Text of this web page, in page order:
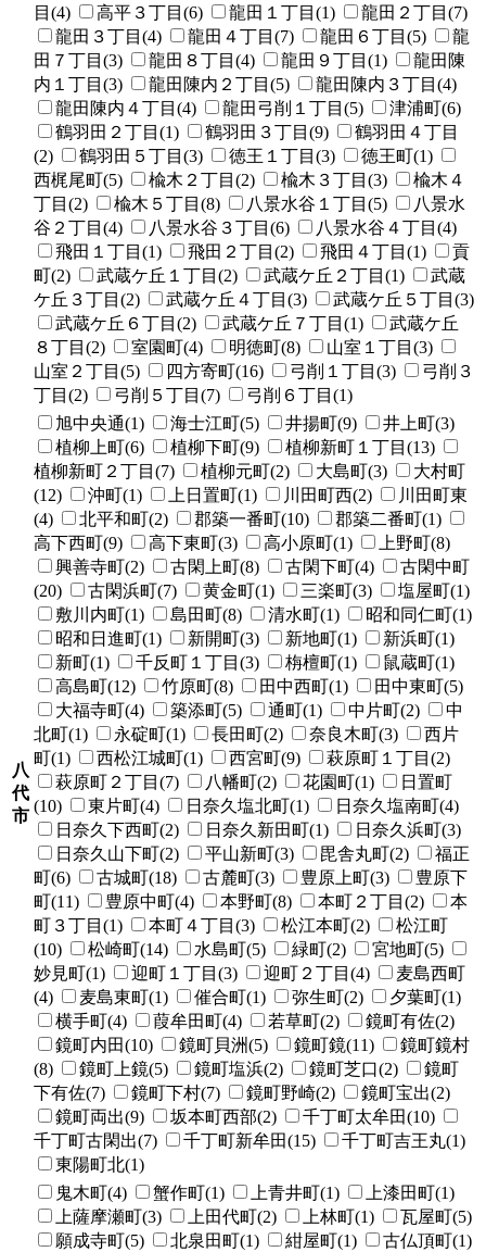
目(4)
高平３丁目(6) 龍田１丁目(1)
龍田２丁目(7)
龍田３丁目(4)
龍田４丁目(7) 龍田６丁目(5)
龍
田７丁目(3)
龍田８丁目(4) 龍田９丁目(1)
龍田陳
内１丁目(3)
龍田陳内２丁目(5)
龍田陳内３丁目(4)
龍田陳内４丁目(4)
龍田弓削１丁目(5)
津浦町(6)
鶴羽田２丁目(1)
鶴羽田３丁目(9)
鶴羽田４丁目
(2)
鶴羽田５丁目(3) 徳王１丁目(3)
徳王町(1)
西梶尾町(5)
楡木２丁目(2) 楡木３丁目(3)
楡木４
丁目(2)
楡木５丁目(8) 八景水谷１丁目(5)
八景水
谷２丁目(4)
八景水谷３丁目(6)
八景水谷４丁目(4)
飛田１丁目(1)
飛田２丁目(2) 飛田４丁目(1)
貢
町(2)
武蔵ケ丘１丁目(2) 武蔵ケ丘２丁目(1)
武蔵
ケ丘３丁目(2)
武蔵ケ丘４丁目(3)
武蔵ケ丘５丁目(3)
武蔵ケ丘６丁目(2)
武蔵ケ丘７丁目(1)
武蔵ケ丘
８丁目(2)
室園町(4) 明徳町(8)
山室１丁目(3)
山室２丁目(5)
四方寄町(16) 弓削１丁目(3)
弓削３
丁目(2)
弓削５丁目(7) 弓削６丁目(1)
八
代
市
旭中央通(1) 海士江町(5) 井揚町(9)
井上町(3)
植柳上町(6)
植柳下町(9)
植柳新町１丁目(13)
植柳新町２丁目(7)
植柳元町(2) 大島町(3)
大村町
(12)
沖町(1) 上日置町(1) 川田町西(2)
川田町東
(4)
北平和町(2) 郡築一番町(10)
郡築二番町(1)
高下西町(9)
高下東町(3) 高小原町(1)
上野町(8)
興善寺町(2)
古閑上町(8) 古閑下町(4)
古閑中町
(20)
古閑浜町(7) 黄金町(1) 三楽町(3)
塩屋町(1)
敷川内町(1)
島田町(8) 清水町(1)
昭和同仁町(1)
昭和日進町(1)
新開町(3) 新地町(1)
新浜町(1)
新町(1)
千反町１丁目(3) 栴檀町(1)
鼠蔵町(1)
高島町(12)
竹原町(8) 田中西町(1)
田中東町(5)
大福寺町(4)
築添町(5) 通町(1) 中片町(2)
中
北町(1)
永碇町(1) 長田町(2) 奈良木町(3)
西片
町(1)
西松江城町(1) 西宮町(9)
萩原町１丁目(2)
萩原町２丁目(7)
八幡町(2) 花園町(1)
日置町
(10)
東片町(4) 日奈久塩北町(1)
日奈久塩南町(4)
日奈久下西町(2)
日奈久新田町(1)
日奈久浜町(3)
日奈久山下町(2)
平山新町(3) 毘舎丸町(2)
福正
町(6)
古城町(18) 古麓町(3) 豊原上町(3)
豊原下
町(11)
豊原中町(4) 本野町(8) 本町２丁目(2)
本
町３丁目(1)
本町４丁目(3) 松江本町(2)
松江町
(10)
松崎町(14) 水島町(5) 緑町(2)
宮地町(5)
妙見町(1)
迎町１丁目(3) 迎町２丁目(4)
麦島西町
(4)
麦島東町(1) 催合町(1) 弥生町(2)
夕葉町(1)
横手町(4)
葭牟田町(4) 若草町(2)
鏡町有佐(2)
鏡町内田(10)
鏡町貝洲(5) 鏡町鏡(11)
鏡町鏡村
(8)
鏡町上鏡(5) 鏡町塩浜(2) 鏡町芝口(2)
鏡町
下有佐(7)
鏡町下村(7) 鏡町野崎(2)
鏡町宝出(2)
鏡町両出(9)
坂本町西部(2)
千丁町太牟田(10)
千丁町古閑出(7)
千丁町新牟田(15)
千丁町吉王丸(1)
東陽町北(1)
鬼木町(4)
蟹作町(1) 上青井町(1)
上漆田町(1)
上薩摩瀬町(3)
上田代町(2) 上林町(1)
瓦屋町(5)
願成寺町(5)
北泉田町(1) 紺屋町(1) 古仏頂町(1)